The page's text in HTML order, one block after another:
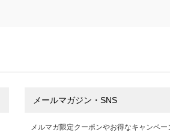
メールマガジン・SNS
メルマガ限定クーポンやお得なキャンペー